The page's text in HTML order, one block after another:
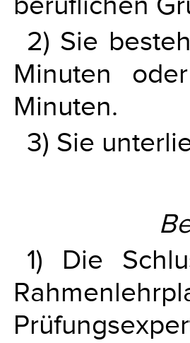
2) Sie
Minuten
Minuten.
3) Sie
1) Die